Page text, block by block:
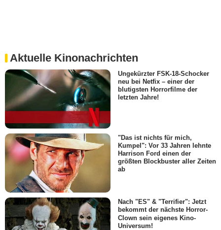
Aktuelle Kinonachrichten
Ungekürzter FSK-18-Schocker
neu bei Netfix – einer der
blutigsten Horrorfilme der
letzten Jahre!
"Das ist nichts für mich,
Kumpel": Vor 33 Jahren lehnte
Harrison Ford einen der
größten Blockbuster aller Zeiten
ab
Nach "ES" & "Terrifier": Jetzt
bekommt der nächste Horror-
Clown sein eigenes Kino-
Universum!